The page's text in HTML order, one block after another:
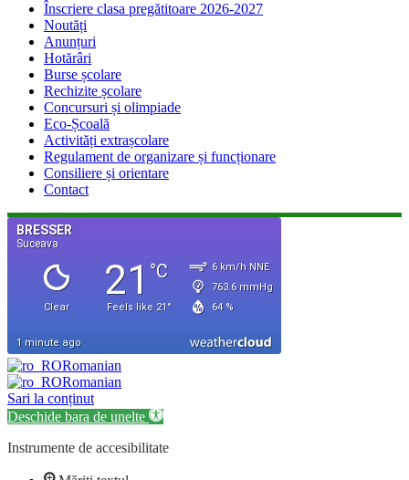
Înscriere clasa pregătitoare 2026-2027
Noutăți
Anunțuri
Hotărâri
Burse școlare
Rechizite școlare
Concursuri și olimpiade
Eco-Școală
Activități extrașcolare
Regulament de organizare și funcționare
Consiliere și orientare
Contact
Romanian
Romanian
Sari la conținut
Deschide bara de unelte
Instrumente de accesibilitate